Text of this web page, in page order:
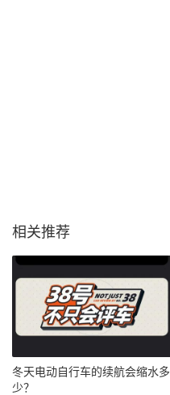
相关推荐
冬天电动自行车的续航会缩水多
少？